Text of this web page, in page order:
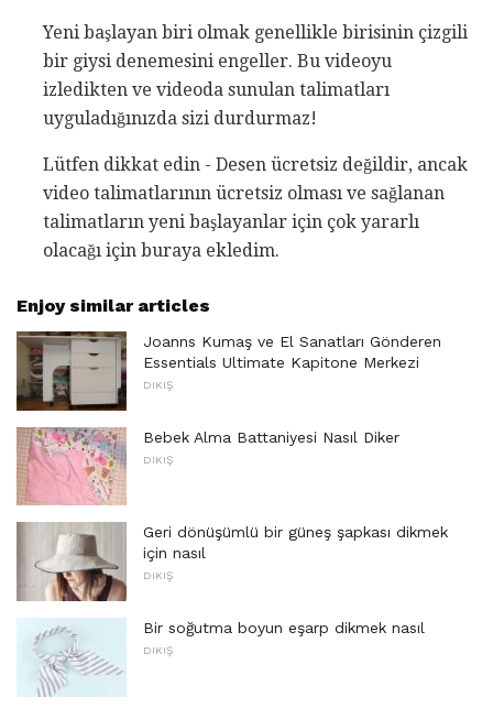
Yeni başlayan biri olmak genellikle birisinin çizgili
bir giysi denemesini engeller. Bu videoyu
izledikten ve videoda sunulan talimatları
uyguladığınızda sizi durdurmaz!
Lütfen dikkat edin - Desen ücretsiz değildir, ancak
video talimatlarının ücretsiz olması ve sağlanan
talimatların yeni başlayanlar için çok yararlı
olacağı için buraya ekledim.
Enjoy similar articles
Joanns Kumaş ve El Sanatları Gönderen
Essentials Ultimate Kapitone Merkezi
DIKIŞ
Bebek Alma Battaniyesi Nasıl Diker
DIKIŞ
Geri dönüşümlü bir güneş şapkası dikmek
için nasıl
DIKIŞ
Bir soğutma boyun eşarp dikmek nasıl
DIKIŞ